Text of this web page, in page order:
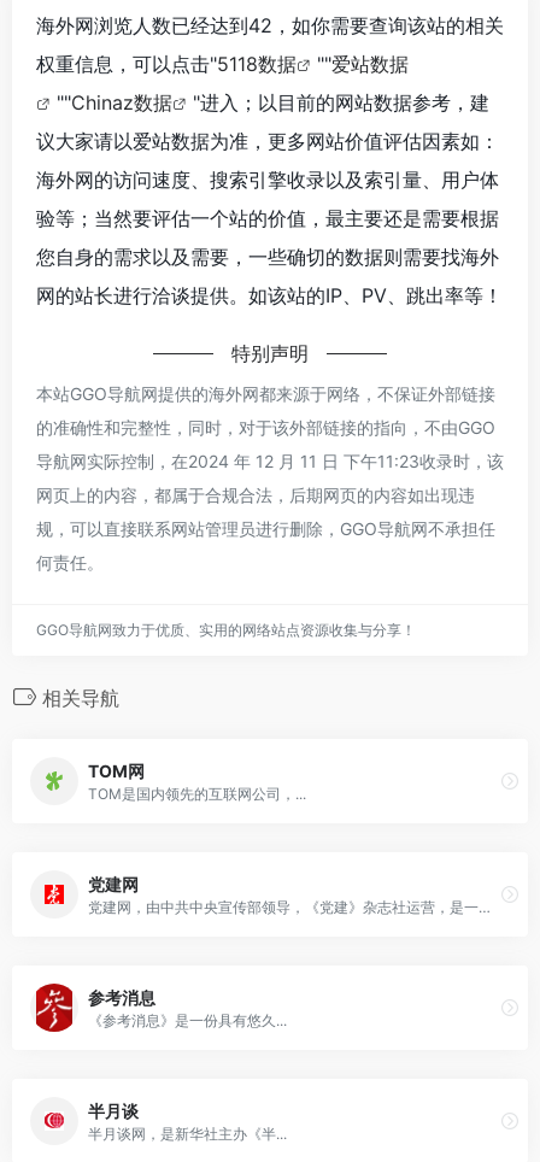
海外网浏览人数已经达到42，如你需要查询该站的相关
权重信息，可以点击"5118数据 ""爱站数据
""Chinaz数据
"进入；以目前的网站数据参考，建
议大家请以爱站数据为准，更多网站价值评估因素如：
海外网的访问速度、搜索引擎收录以及索引量、用户体
验等；当然要评估一个站的价值，最主要还是需要根据
您自身的需求以及需要，一些确切的数据则需要找海外
网的站长进行洽谈提供。如该站的IP、PV、跳出率等！
特别声明
本站GGO导航网提供的海外网都来源于网络，不保证外部链接
的准确性和完整性，同时，对于该外部链接的指向，不由GGO
导航网实际控制，在2024 年 12 月 11 日 下午11:23收录时，该
网页上的内容，都属于合规合法，后期网页的内容如出现违
规，可以直接联系网站管理员进行删除，GGO导航网不承担任
何责任。
GGO导航网致力于优质、实用的网络站点资源收集与分享！
相关导航
TOM网
TOM是国内领先的互联网公司，...
党建网
党建网，由中共中央宣传部领导，《党建》杂志社运营，是一个具备新闻采集、编辑和发布以及视频播放资格的国家级党建工作官方平台。
参考消息
《参考消息》是一份具有悠久...
半月谈
半月谈网，是新华社主办《半...